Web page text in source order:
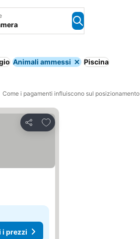
Animali ammessi Piscina
Come i pagamenti influiscono sul posizionamento
Condividi
Aggiungi ai preferiti
i prezzi